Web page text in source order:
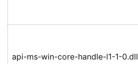
api-ms-win-core-handle-l1-1-0.dll